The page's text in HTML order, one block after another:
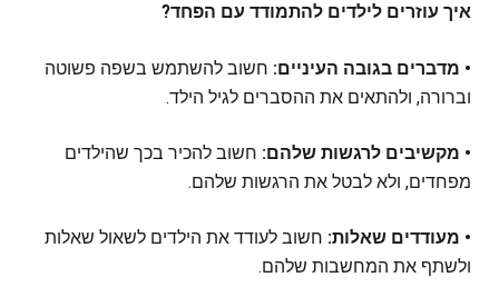
איך עוזרים לילדים להתמודד עם הפחד?
• מדברים בגובה העיניים: חשוב להשתמש בשפה פשוטה
וברורה, ולהתאים את ההסברים לגיל הילד.
• מקשיבים לרגשות שלהם: חשוב להכיר בכך שהילדים
מפחדים, ולא לבטל את הרגשות שלהם.
• מעודדים שאלות: חשוב לעודד את הילדים לשאול שאלות
ולשתף את המחשבות שלהם.